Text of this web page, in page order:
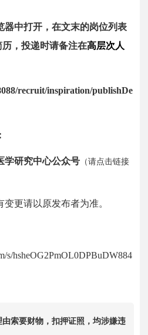
器中打开，在文末的岗位列表
，投递时请备注在高层次人
recruit/inspiration/publishDe
学研究中心公众号 （请点击链接
更请以原发布者为准。
s/hsheOG2PmOL0DPBuDW884
索要财物，扣押证照，均涉嫌违